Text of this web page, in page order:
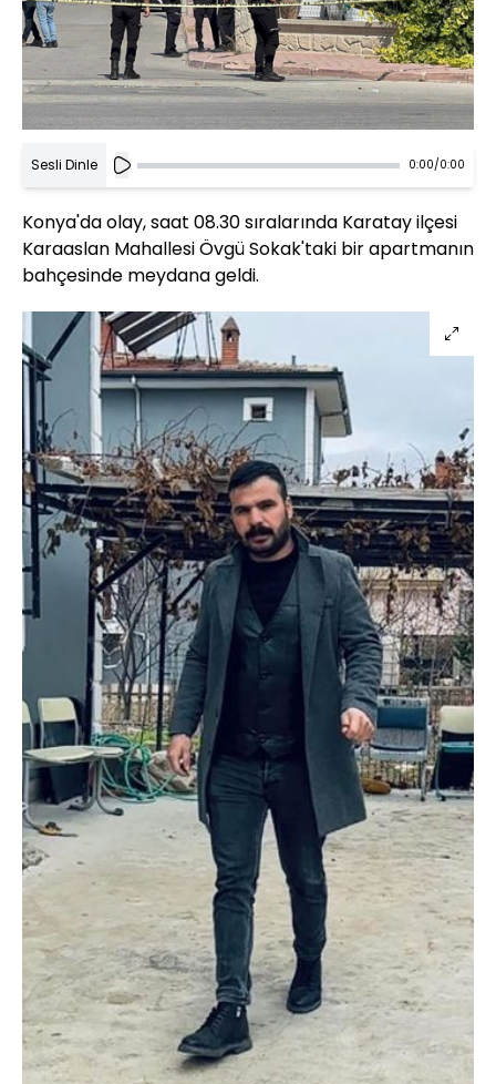
Sesli Dinle 0:00/0:00
Konya'da olay, saat 08.30 sıralarında Karatay ilçesi
Karaaslan Mahallesi Övgü Sokak'taki bir apartmanın
bahçesinde meydana geldi.